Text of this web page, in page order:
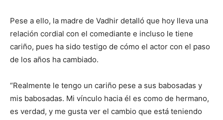
Pese a ello, la madre de Vadhir detalló que hoy lleva una
relación cordial con el comediante e incluso le tiene
cariño, pues ha sido testigo de cómo el actor con el paso
de los años ha cambiado.
“Realmente le tengo un cariño pese a sus babosadas y
mis babosadas. Mi vínculo hacia él es como de hermano,
es verdad, y me gusta ver el cambio que está teniendo